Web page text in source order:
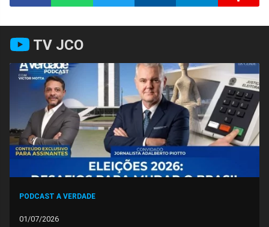
Compartilhar
no
Facebook
no
Whatsapp
no
Twitter
no
Messenger
no
Telegram
no
Gettr
TV JCO
PODCAST A VERDADE
01/07/2026